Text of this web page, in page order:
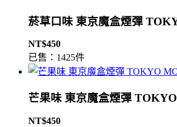
菸草口味 東京魔盒煙彈
NT$450
已售：1425件
芒果味 東京魔盒煙彈
NT$450